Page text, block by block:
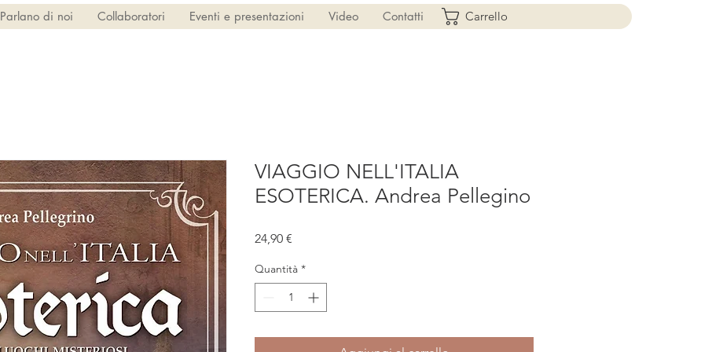
Parlano di noi Collaboratori Eventi e presentazioni Video Contatti Carrello
VIAGGIO NELL'ITALIA
ESOTERICA. Andrea Pellegino
24,90 €
Quantità *